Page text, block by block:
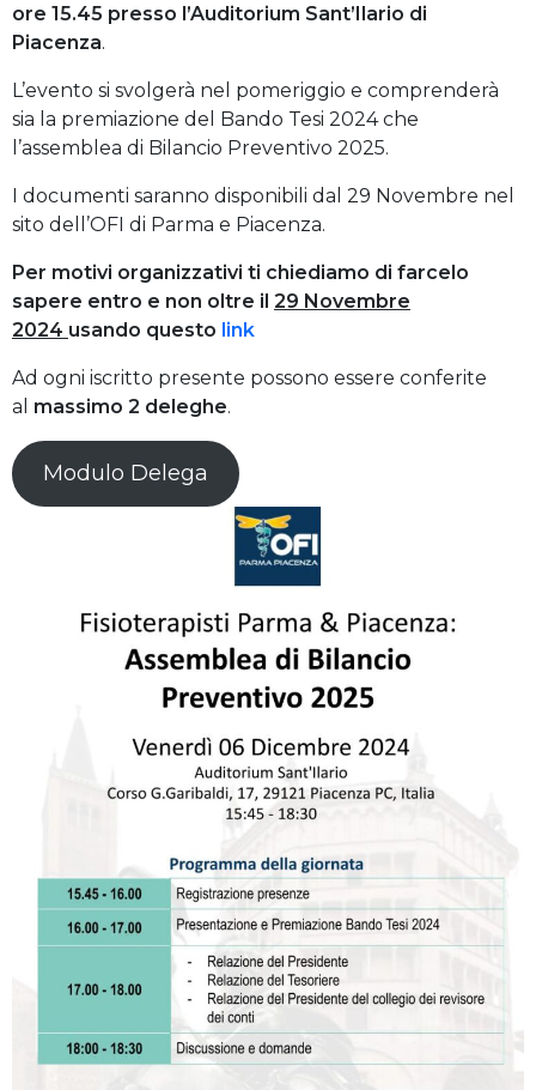
ore 15.45 presso l’Auditorium Sant’Ilario di
Piacenza.
L’evento si svolgerà nel pomeriggio e comprenderà
sia la premiazione del Bando Tesi 2024 che
l’assemblea di Bilancio Preventivo 2025.
I documenti saranno disponibili dal 29 Novembre nel
sito dell’OFI di Parma e Piacenza.
Per motivi organizzativi ti chiediamo di farcelo
sapere entro e non oltre il 29 Novembre
2024 usando questo link
Ad ogni iscritto presente possono essere conferite
al massimo 2 deleghe.
Modulo Delega